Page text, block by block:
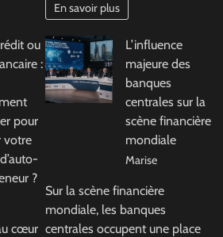
En savoir plus
ou
:
pour
votre
?
cœur
L’influence
majeure des
banques
centrales sur la
scène financière
mondiale
Marise
Sur la scène financière
mondiale, les banques
centrales occupent une place